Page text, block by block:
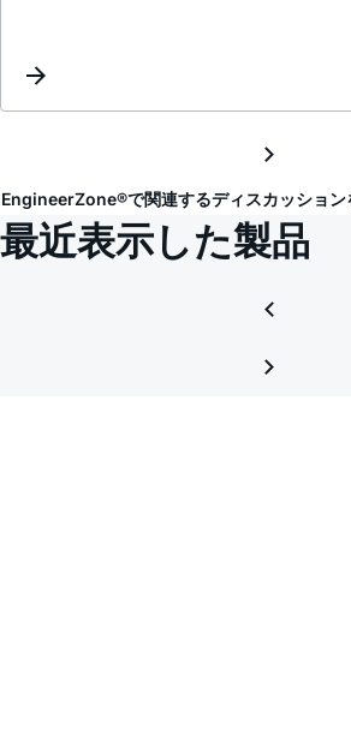
EngineerZone®で関連するディスカッション
最近表示した製品